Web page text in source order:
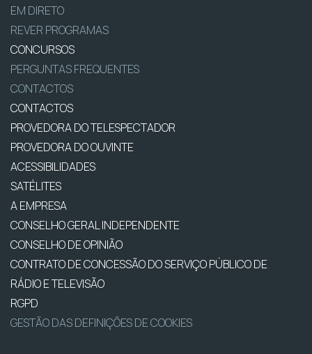
EM DIRETO
REVER PROGRAMAS
CONCURSOS
PERGUNTAS FREQUENTES
CONTACTOS
CONTACTOS
PROVEDORA DO TELESPECTADOR
PROVEDORA DO OUVINTE
ACESSIBILIDADES
SATÉLITES
A EMPRESA
CONSELHO GERAL INDEPENDENTE
CONSELHO DE OPINIÃO
CONTRATO DE CONCESSÃO DO SERVIÇO PÚBLICO DE
RÁDIO E TELEVISÃO
RGPD
GESTÃO DAS DEFINIÇÕES DE COOKIES